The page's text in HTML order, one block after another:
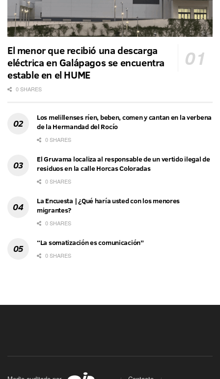
El menor que recibió una descarga
eléctrica en Galápagos se encuentra
estable en el HUME
0 SHARES
Los melillenses ríen, beben, comen y cantan en la verbena
de la Hermandad del Rocío
0 SHARES
El Gruvama localiza al responsable de un vertido ilegal de
residuos en la calle Horcas Coloradas
0 SHARES
La Encuesta | ¿Qué haría usted con los menores
migrantes?
0 SHARES
“La somatización es comunicación”
0 SHARES